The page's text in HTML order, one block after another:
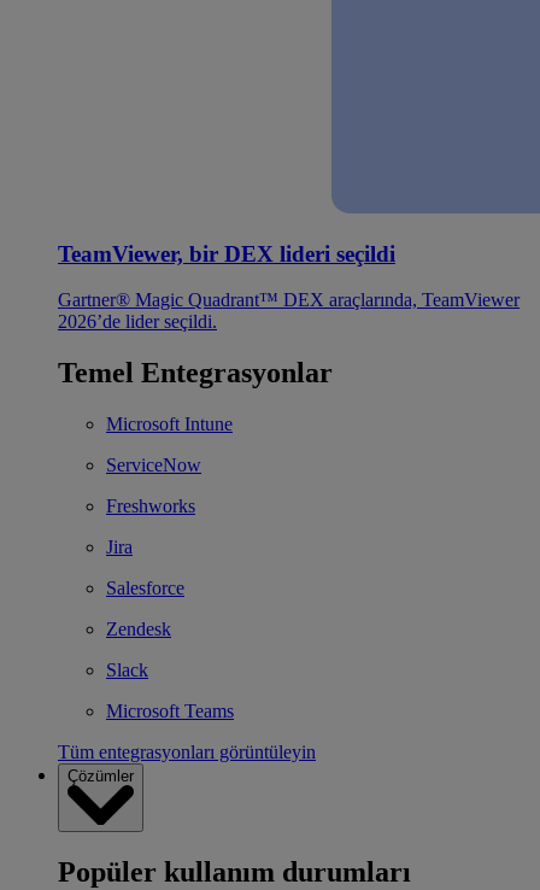
TeamViewer, bir DEX lideri seçildi
Gartner® Magic Quadrant™ DEX araçlarında, TeamViewer
2026’de lider seçildi.
Temel Entegrasyonlar
Microsoft Intune
ServiceNow
Freshworks
Jira
Salesforce
Zendesk
Slack
Microsoft Teams
Tüm entegrasyonları görüntüleyin
Çözümler
Popüler kullanım durumları